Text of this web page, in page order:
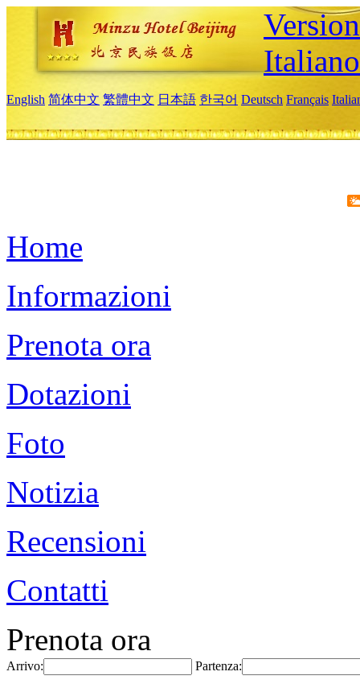
Italiano
English 简体中文 繁體中文 日本語 한국어 Deutsch Français
Home
Informazioni
Prenota ora
Dotazioni
Foto
Notizia
Recensioni
Contatti
Prenota ora
Arrivo: Partenza: